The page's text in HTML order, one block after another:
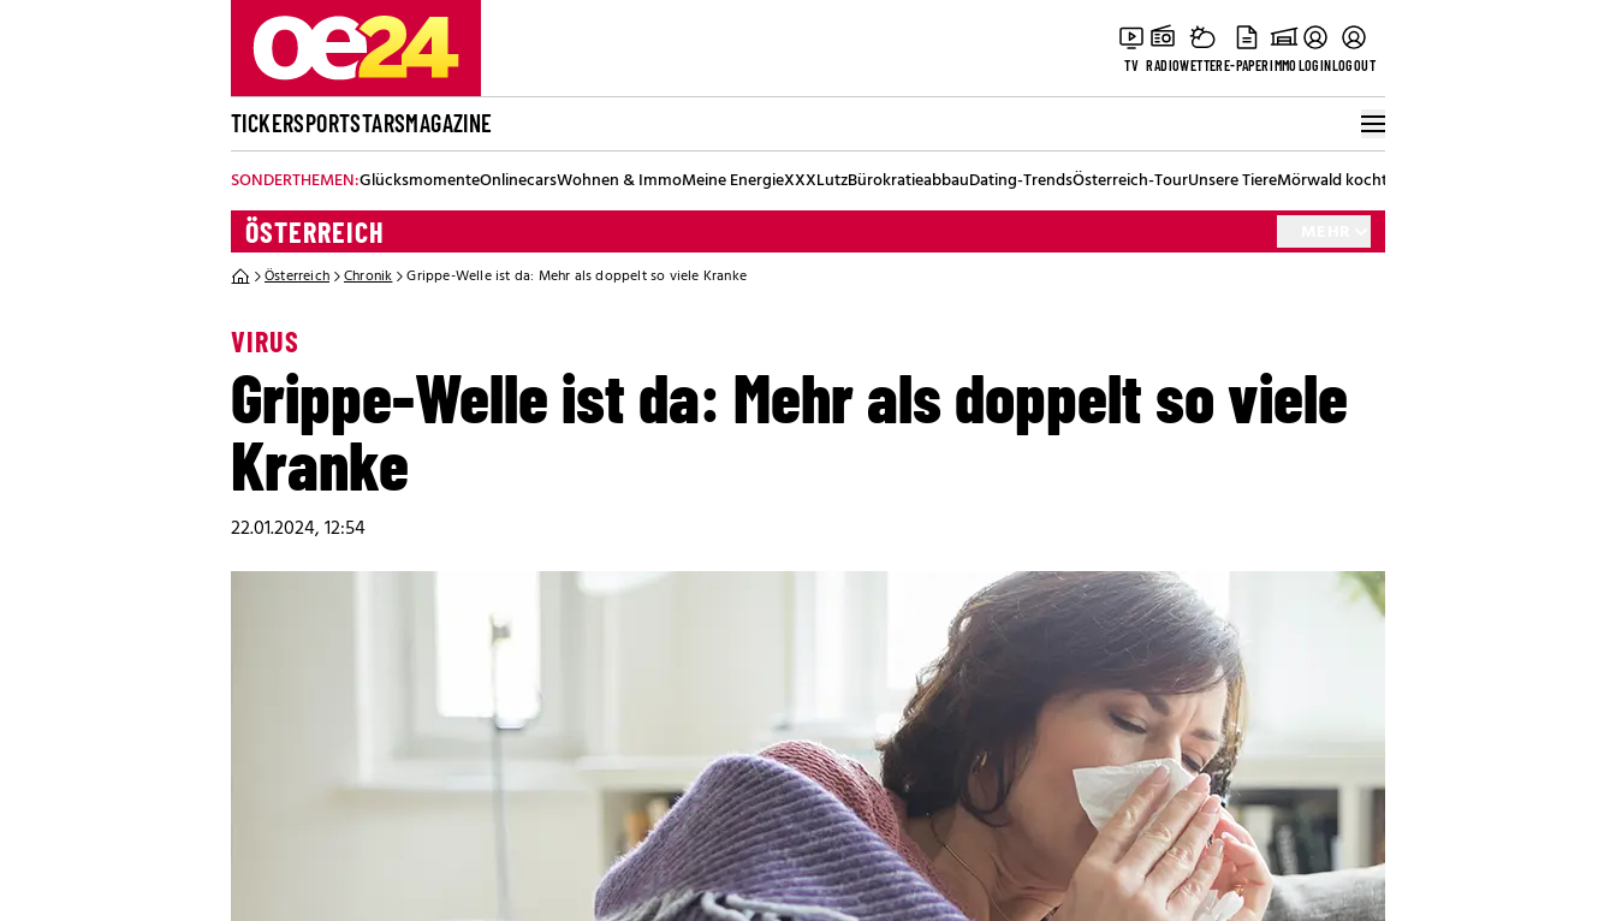
TV RADIOWETTERE-PAPERIMMOLOGINLOGOUT
TICKERSPORTSTARSMAGAZINE
SONDERTHEMEN:GlücksmomenteOnlinecarsWohnen & ImmoMeine EnergieXXXLutzBürokratieabbauDating-TrendsÖsterreich-TourUnsere TiereMörwald kocht
ÖSTERREICH
Österreich Chronik Grippe-Welle ist da: Mehr als doppelt so viele Kranke
VIRUS
Grippe-Welle ist da: Mehr als doppelt so viele
Kranke
22.01.2024, 12:54